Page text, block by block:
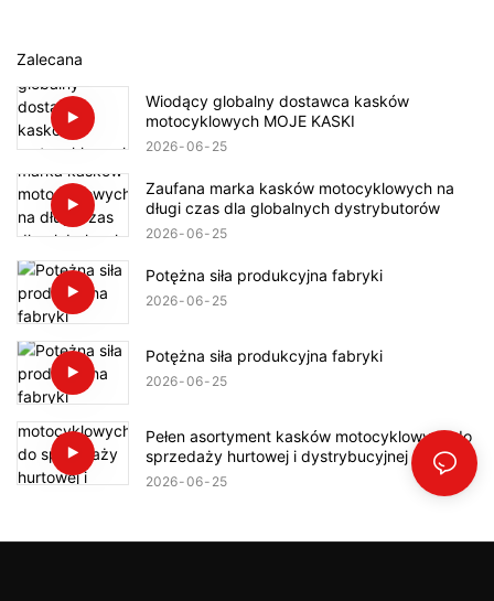
Zalecana
Wiodący globalny dostawca kasków
motocyklowych MOJE KASKI
2026 06 25
Zaufana marka kasków motocyklowych na
długi czas dla globalnych dystrybutorów
2026 06 25
Potężna siła produkcyjna fabryki
2026 06 25
Potężna siła produkcyjna fabryki
2026 06 25
Pełen asortyment kasków motocyklowych do
sprzedaży hurtowej i dystrybucyjnej na całym
świecie
2026 06 25